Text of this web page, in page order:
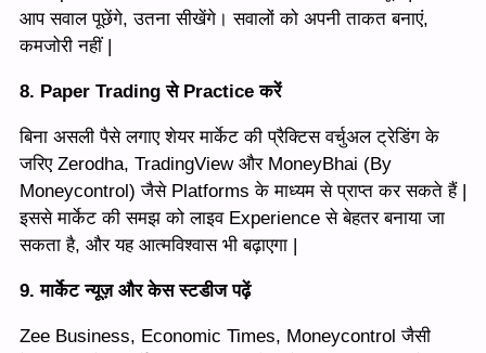
आप सवाल पूछेंगे, उतना सीखेंगे। सवालों को अपनी ताकत बनाएं,
कमजोरी नहीं |
8. Paper Trading से Practice करें
बिना असली पैसे लगाए शेयर मार्केट की प्रैक्टिस वर्चुअल ट्रेडिंग के
जरिए Zerodha, TradingView और MoneyBhai (By
Moneycontrol) जैसे Platforms के माध्यम से प्राप्त कर सकते हैं |
इससे मार्केट की समझ को लाइव Experience से बेहतर बनाया जा
सकता है, और यह आत्मविश्वास भी बढ़ाएगा |
9. मार्केट न्यूज़ और केस स्टडीज पढ़ें
Zee Business, Economic Times, Moneycontrol जैसी